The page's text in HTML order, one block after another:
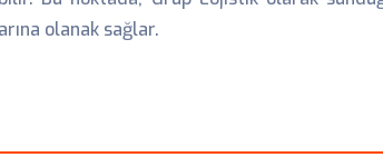
olanak sağlar.